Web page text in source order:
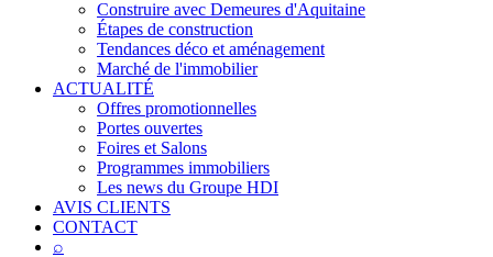
Construire avec Demeures d'Aquitaine
Étapes de construction
Tendances déco et aménagement
Marché de l'immobilier
ACTUALITÉ
Offres promotionnelles
Portes ouvertes
Foires et Salons
Programmes immobiliers
Les news du Groupe HDI
AVIS CLIENTS
CONTACT
⌕